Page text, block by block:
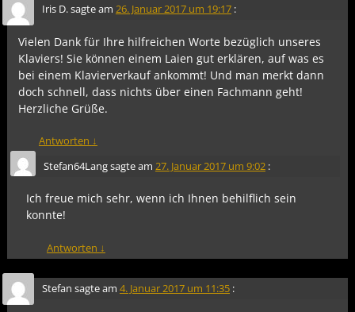
Iris D.sagte am 26. Januar 2017 um 19:17 :
Vielen Dank für Ihre hilfreichen Worte bezüglich unseres
Klaviers! Sie können einem Laien gut erklären, auf was es
bei einem Klavierverkauf ankommt! Und man merkt dann
doch schnell, dass nichts über einen Fachmann geht!
Herzliche Grüße.
Antworten ↓
Stefan64Langsagte am 27. Januar 2017 um 9:02 :
Ich freue mich sehr, wenn ich Ihnen behilflich sein
konnte!
Antworten ↓
Stefan sagte am 4. Januar 2017 um 11:35 :